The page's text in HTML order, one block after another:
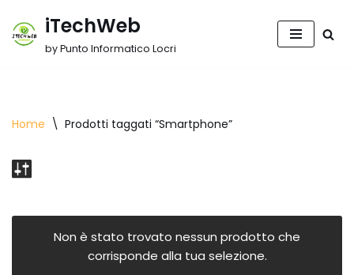
Vai
iTechWeb
by Punto Informatico Locri
Home \ Prodotti taggati “Smartphone”
Non è stato trovato nessun prodotto che
corrisponde alla tua selezione.